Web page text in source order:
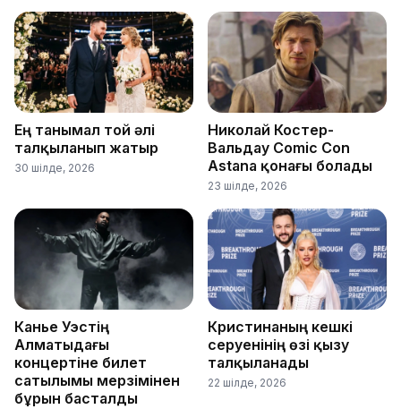
Ең танымал той әлі
талқыланып жатыр
30 шілде, 2026
Николай Костер-
Вальдау Comic Con
Astana қонағы болады
23 шілде, 2026
Канье Уэстің
Алматыдағы
концертіне билет
сатылымы мерзімінен
бұрын басталды
Кристинаның кешкі
серуенінің өзі қызу
талқыланады
22 шілде, 2026